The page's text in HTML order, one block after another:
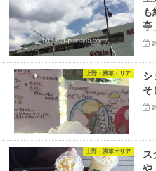
も
亭
上野・浅草エリア
シ
そ
上野・浅草エリア
ス
や